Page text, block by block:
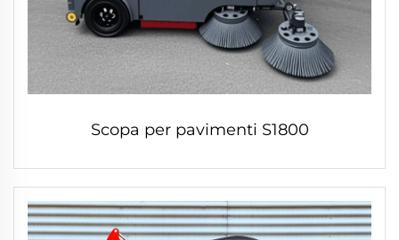
Scopa per pavimenti S1800